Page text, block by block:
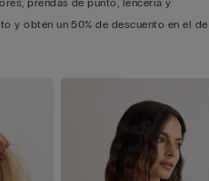
prendas de punto, lencería y
y obtén un 50% de descuento en el de